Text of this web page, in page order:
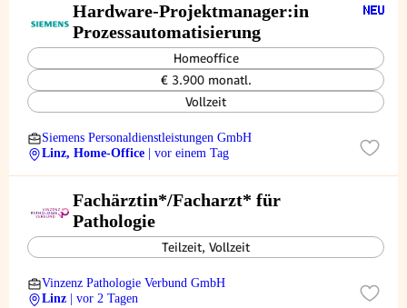
Hardware-Projektmanager:in
Prozessautomatisierung
Homeoffice
€ 3.900 monatl.
Vollzeit
Siemens Personaldienstleistungen GmbH
Linz, Home-Office
| vor einem Tag
Fachärztin*/Facharzt* für
Pathologie
Teilzeit, Vollzeit
Vinzenz Pathologie Verbund GmbH
Linz
| vor 2 Tagen